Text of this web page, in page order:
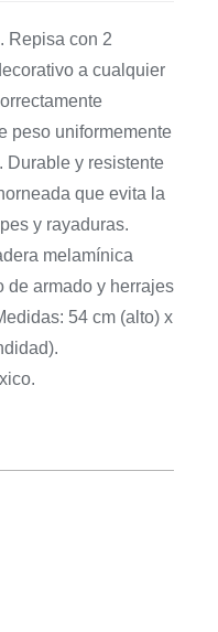
Repisa con 2
a cualquier
peso uniformemente
Durable y resistente
que evita la
y rayaduras.
melamínica
de armado y herrajes
54 cm (alto) x